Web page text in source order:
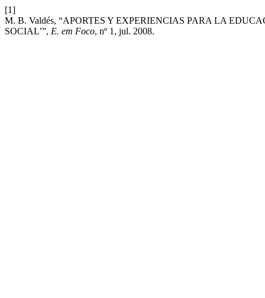
[1]
M. B. Valdés, “APORTES Y EXPERIENCIAS PARA LA
SOCIAL’”, E. em Foco, nº 1, jul. 2008.